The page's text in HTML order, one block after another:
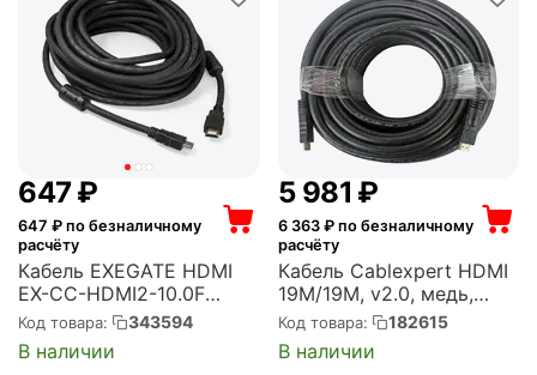
‍647‍₽
647 ₽ по безналичному
расчёту
Кабель EXEGATE HDMI
EX-CC-HDMI2-10.0F
(19M/19M, v2.0, 10м, 4K
UHD, Ethernet,
ферритовые кольца,
Код товара: 343594
В наличии
5 981 ₽
6 363₽ по безналичному
расчёту
Кабель Cablexpert HDMI
19M/19M, v2.0, медь,
позол.контакты, экран,
усилитель, 30м, черный,
пакет (CC-HDMI4-30M)
Код товара: 182615
В наличии